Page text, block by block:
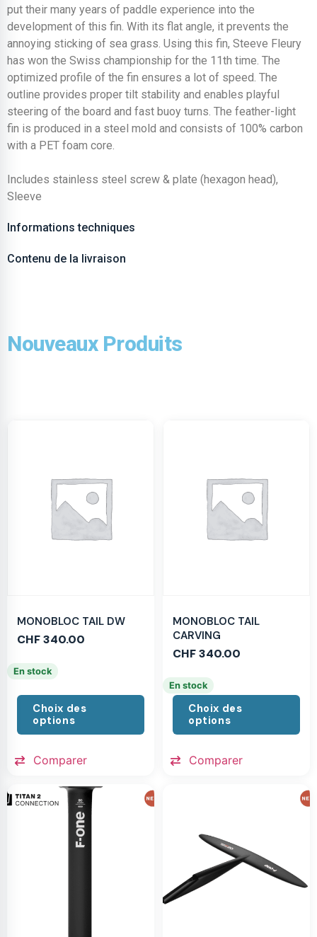
put their many years of paddle experience into the
development of this fin. With its flat angle, it prevents the
annoying sticking of sea grass. Using this fin, Steeve Fleury
has won the Swiss championship for the 11th time. The
optimized profile of the fin ensures a lot of speed. The
outline provides proper tilt stability and enables playful
steering of the board and fast buoy turns. The feather-light
fin is produced in a steel mold and consists of 100% carbon
with a PET foam core.
Includes stainless steel screw & plate (hexagon head),
Sleeve
Informations techniques
Contenu de la livraison
Nouveaux Produits
MONOBLOC TAIL DW
CHF340.00
En stock
Choix des
options
Comparer
MONOBLOC TAIL
CARVING
CHF340.00
En stock
Choix des
options
Comparer